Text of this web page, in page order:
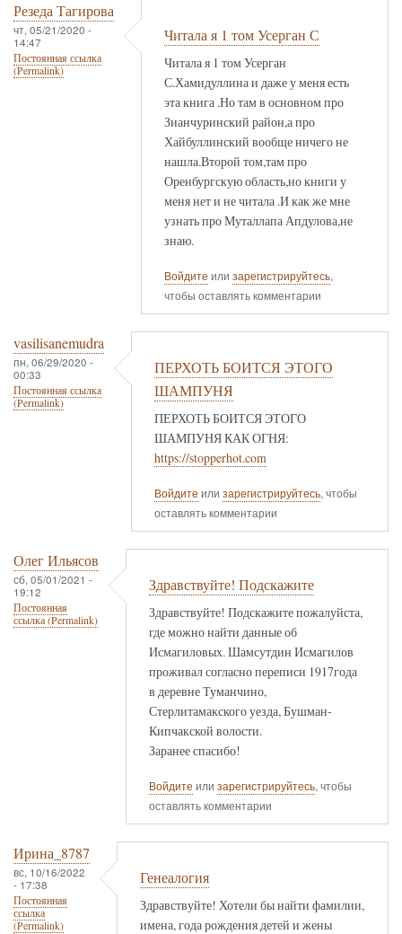
Резеда Тагирова
чт, 05/21/2020 -
14:47
Постоянная ссылка
(Permalink)
Читала я 1 том Усерган С
Читала я 1 том Усерган
С.Хамидуллина и даже у меня есть
эта книга .Но там в основном про
Зианчуринский район,а про
Хайбуллинский вообще ничего не
нашла.Второй том,там про
Оренбургскую область,но книги у
меня нет и не читала .И как же мне
узнать про Муталлапа Апдулова,не
знаю.
Войдите или зарегистрируйтесь,
чтобы оставлять комментарии
vasilisanemudra
пн, 06/29/2020 -
00:33
Постоянная ссылка
(Permalink)
ПЕРХОТЬ БОИТСЯ ЭТОГО
ШАМПУНЯ
ПЕРХОТЬ БОИТСЯ ЭТОГО
ШАМПУНЯ КАК ОГНЯ:
https://stopperhot.com
Войдите или зарегистрируйтесь, чтобы
оставлять комментарии
Олег Ильясов
сб, 05/01/2021 -
19:12
Постоянная
ссылка (Permalink)
Здравствуйте! Подскажите
Здравствуйте! Подскажите пожалуйста,
где можно найти данные об
Исмагиловых. Шамсутдин Исмагилов
проживал согласно переписи 1917года
в деревне Туманчино,
Стерлитамакского уезда, Бушман-
Кипчакской волости.
Заранее спасибо!
Войдите или зарегистрируйтесь, чтобы
оставлять комментарии
Ирина_8787
вс, 10/16/2022
- 17:38
Постоянная
ссылка
(Permalink)
Генеалогия
Здравствуйте! Хотели бы найти фамилии,
имена, года рождения детей и жены